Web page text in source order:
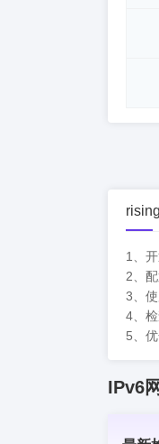
1、
2、
3、
4、
5、
IPv6